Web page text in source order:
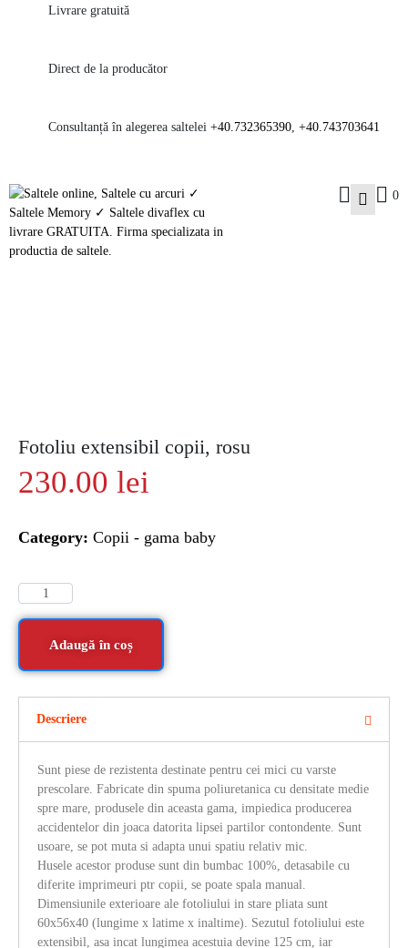
Livrare gratuită
Direct de la producător
Consultanță în alegerea saltelei +40.732365390, +40.743703641
0
Fotoliu extensibil copii, rosu
230.00 lei
Category: Copii - gama baby
Adaugă în coș
Descriere
Sunt piese de rezistenta destinate pentru cei mici cu varste
prescolare. Fabricate din spuma poliuretanica cu densitate medie
spre mare, produsele din aceasta gama, impiedica producerea
accidentelor din joaca datorita lipsei partilor contondente. Sunt
usoare, se pot muta si adapta unui spatiu relativ mic.
Husele acestor produse sunt din bumbac 100%, detasabile cu
diferite imprimeuri ptr copii, se poate spala manual.
Dimensiunile exterioare ale fotoliului in stare pliata sunt
60x56x40 (lungime x latime x inaltime). Sezutul fotoliului este
extensibil, asa incat lungimea acestuia devine 125 cm, iar